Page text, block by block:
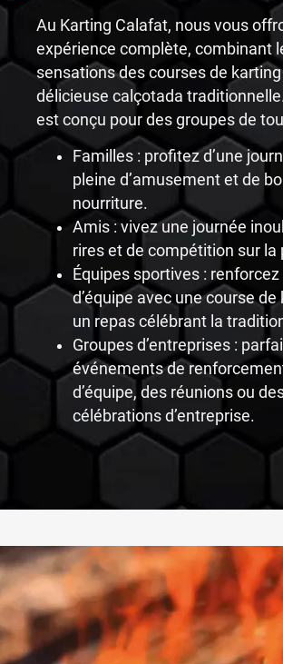
Au Karting Calafat, nous vous
expérience complète, combinant
sensations des courses de
délicieuse calçotada
est conçu pour des groupes de
Familles : profitez d’une
pleine d’amusement et de
nourriture.
Amis : vivez une journée
rires et de compétition sur la
Équipes sportives : renforcez
d’équipe avec une course
un repas célébrant la
Groupes d’entreprises :
événements de
d’équipe, des réunions ou
célébrations d’entreprise.